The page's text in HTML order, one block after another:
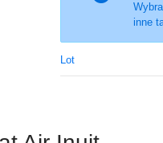
inne
Lot